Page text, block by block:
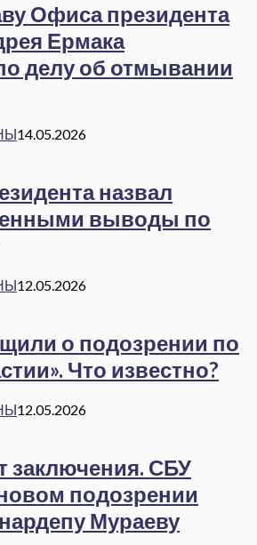
Офиса президента
Ермака
делу об отмывании
14.05.2026
назвал
выводы по
12.05.2026
о подозрении по
Что известно?
12.05.2026
заключения. СБУ
подозрении
Мураеву